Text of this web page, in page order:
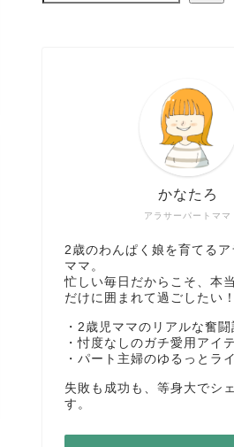
アラサーパートママ
かなたろ
2歳のわんぱく娘を育てるア
ママ。
忙しい毎日だからこそ、本
だけに囲まれて過ごしたい！
・2歳児ママのリアルな奮闘
・忖度なしのガチ愛用アイ
・パート主婦のゆるっとラ
失敗も成功も、等身大でシ
す。